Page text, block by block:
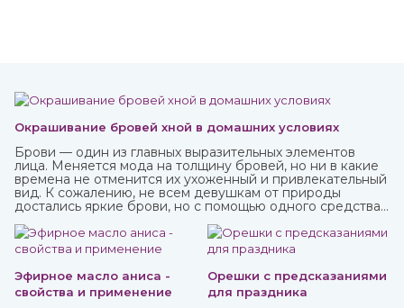
Окрашивание бровей хной в домашних условиях
Брови — один из главных выразительных элементов
лица. Меняется мода на толщину бровей, но ни в какие
времена не отменится их ухоженный и привлекательный
вид. К сожалению, не всем девушкам от природы
достались яркие брови, но с помощью одного средства
которую можно приобрести в интернет-магазине
ИндоКитай.
Эфирное масло аниса -
свойства и применение
Орешки с предсказаниями
для праздника